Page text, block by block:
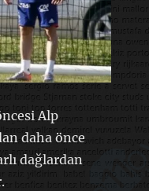
Alp
daha önce
dağlardan